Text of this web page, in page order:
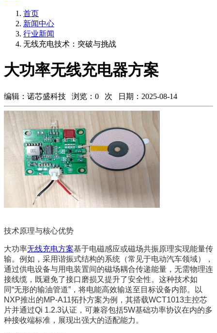
首页
新闻中心
行业新闻
无线充电技术：突破与挑战
大功率无线充电器方案
编辑：诺芯盛科技 浏览： 0 次 日期：2025-08-14
技术原理与核心优势
大功率无线充电方案基于电磁感应或磁场共振原理实现能量传
输。例如，采用谐振式结构的系统（常见于电动汽车领域），
通过供电设备与用电装置间的磁场耦合传递能量，无需物理连
接线缆，既避免了接口磨损又提升了安全性。这种技术如
同“无形的输油管道”，将电能高效输送至目标设备内部。以
NXP推出的MP-A11拓扑方案为例，其搭载WCT1013主控芯
片并通过Qi 1.2.3认证，可兼容包括5W基础功率协议在内的多
种接收端标准，展现出强大的适配能力。